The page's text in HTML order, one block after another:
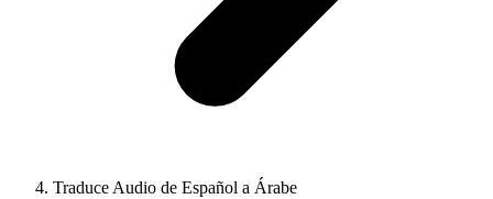
Traduce Audio de Español a Árabe